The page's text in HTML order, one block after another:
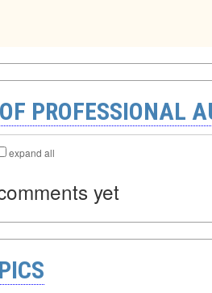
PROFESSIONAL
expand all
yet